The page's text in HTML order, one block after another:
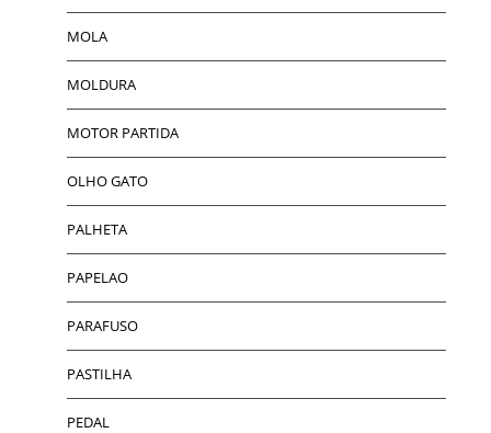
MOLA
MOLDURA
MOTOR PARTIDA
OLHO GATO
PALHETA
PAPELAO
PARAFUSO
PASTILHA
PEDAL